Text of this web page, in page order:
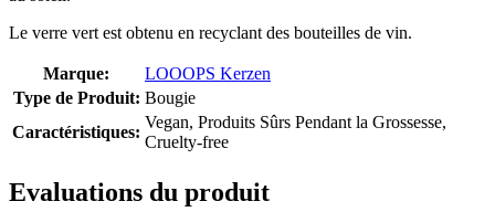
Le verre vert est obtenu en recyclant des bouteilles de vin.
Marque:
LOOOPS Kerzen
Type de Produit: Bougie
Caractéristiques:
Vegan, Produits Sûrs Pendant la Grossesse,
Cruelty-free
Evaluations du produit